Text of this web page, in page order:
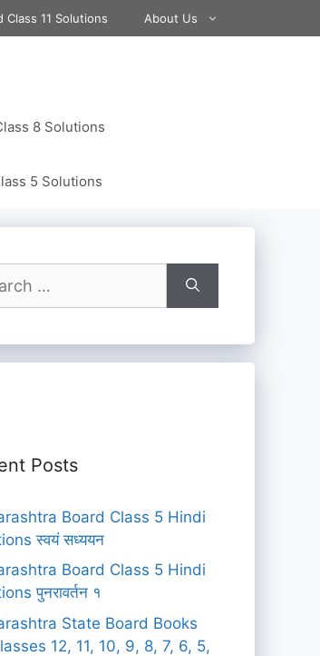
Class 11 Solutions About Us
8 Solutions
5 Solutions
Posts
Board Class 5 Hindi
स्वयं सध्ययन
Board Class 5 Hindi
पुनरावर्तन १
State Board Books
12, 11, 10, 9, 8, 7, 6, 5,